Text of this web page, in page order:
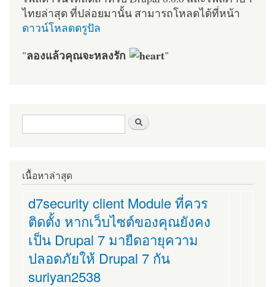
ไทยล่าสุด ที่ปล่อยมานั้น สามารถโหลดได้ที่หน้า
ดาวน์โหลดดรูปัล
"ลองแล้วคุณจะหลงรัก "
ฟอร์มค้นหา
เนื้อหาล่าสุด
d7security client Module ที่ควร
ติดตั้ง หากเว็บไซต์ของคุณยังคง
เป็น Drupal 7 มายืดอายุความ
ปลอดภัยให้ Drupal 7 กัน
suriyan2538